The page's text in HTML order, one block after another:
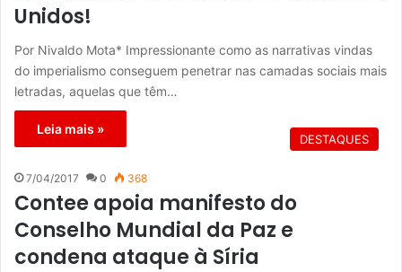
Unidos!
Por Nivaldo Mota* Impressionante como as narrativas vindas
do imperialismo conseguem penetrar nas camadas sociais mais
letradas, aquelas que têm…
Leia mais »
DESTAQUES
7/04/2017 0 368
Contee apoia manifesto do
Conselho Mundial da Paz e
condena ataque à Síria